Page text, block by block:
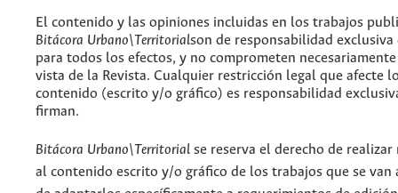
El contenido y las opiniones incluidas en los trabajos
Bitácora Urbano\Territorialson de responsabilidad exclusiva
para todos los efectos, y no comprometen
vista de la Revista. Cualquier restricción legal que afecte
contenido (escrito y/o gráfico) es responsabilidad
firman.
Bitácora Urbano\Territorial se reserva el derecho de realizar
al contenido escrito y/o gráfico de los trabajos que se van